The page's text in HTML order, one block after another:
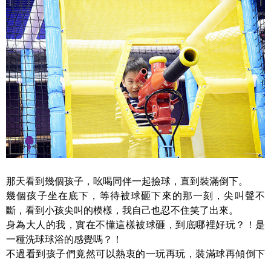
那天看到幾個孩子，吆喝同伴一起撿球，直到裝滿倒下。
幾個孩子坐在底下，等待被球砸下來的那一刻，尖叫聲不
斷，看到小孩尖叫的模樣，我自己也忍不住笑了出來。
身為大人的我，實在不懂這樣被球砸，到底哪裡好玩？！是
一種洗球球浴的感覺嗎？！
不過看到孩子們竟然可以熱衷的一玩再玩，裝滿球再傾倒下